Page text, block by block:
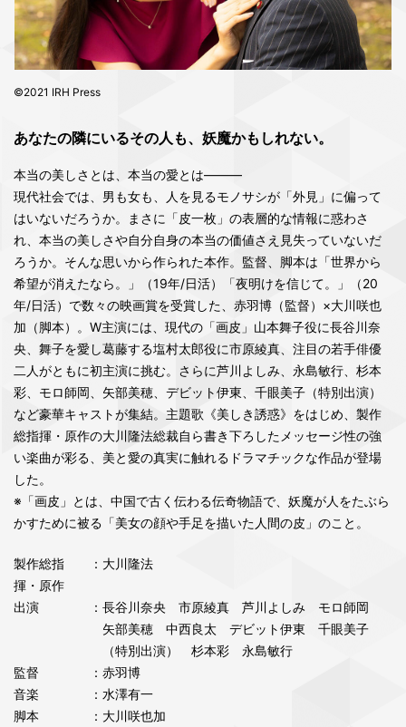
©2021 IRH Press
あなたの隣にいるその人も、妖魔かもしれない。
本当の美しさとは、本当の愛とは―――
現代社会では、男も女も、人を見るモノサシが「外見」に偏って
はいないだろうか。まさに「皮一枚」の表層的な情報に惑わさ
れ、本当の美しさや自分自身の本当の価値さえ見失っていないだ
ろうか。そんな思いから作られた本作。監督、脚本は「世界から
希望が消えたなら。」（19年/日活）「夜明けを信じて。」（20
年/日活）で数々の映画賞を受賞した、赤羽博（監督）×大川咲也
加（脚本）。W主演には、現代の「画皮」山本舞子役に長谷川奈
央、舞子を愛し葛藤する塩村太郎役に市原綾真、注目の若手俳優
二人がともに初主演に挑む。さらに芦川よしみ、永島敏行、杉本
彩、モロ師岡、矢部美穂、デビット伊東、千眼美子（特別出演）
など豪華キャストが集結。主題歌《美しき誘惑》をはじめ、製作
総指揮・原作の大川隆法総裁自ら書き下ろしたメッセージ性の強
い楽曲が彩る、美と愛の真実に触れるドラマチックな作品が登場
した。
※「画皮」とは、中国で古く伝わる伝奇物語で、妖魔が人をたぶら
かすために被る「美女の顔や手足を描いた人間の皮」のこと。
製作総指
揮・原作
：大川隆法
出演
：長谷川奈央 市原綾真 芦川よしみ モロ師岡
矢部美穂 中西良太 デビット伊東 千眼美子
（特別出演） 杉本彩 永島敏行
監督
：赤羽博
音楽
：水澤有一
脚本
：大川咲也加